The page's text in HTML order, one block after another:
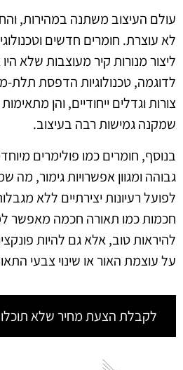
עולם העיצוב משתנה במהירות,
לא עוצרת. חומרים חדשים
ליצור מנורות קיר מעוצבות שלא
לדוגמה, טכנולוגיות הדפסת
צורות וגדלים ייחודיים, והן
שמקנה גמישות רבה בעיצוב.
בנוסף, חומרים כמו פולימרים
גבוהה ומגוון אפשרויות גימור,
לפועל רעיונות יצירתיים ללא
חכמות כמו תאורה חכמה מאפשר
להיראות טוב, אלא גם להיות
על עוצמת האור או שינוי צבעי
לקבלת הצעת מחיר שלא תוכלו